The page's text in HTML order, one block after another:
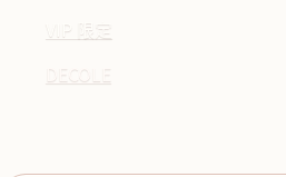
VIP 限定